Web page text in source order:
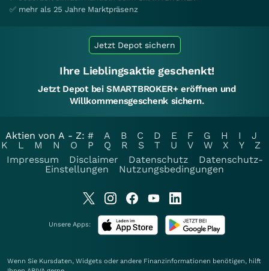
✅ mehr als 25 Jahre Marktpräsenz
Jetzt Depot sichern
Ihre Lieblingsaktie geschenkt!
Jetzt Depot bei SMARTBROKER+ eröffnen und
Willkommensgeschenk sichern.
Aktien von A - Z: # A B C D E F G H I
J
K
L M N O P Q R S T U V W X Y
Z
Impressum
Disclaimer Datenschutz
Datenschutz-
Einstellungen
Nutzungsbedingungen
Unsere Apps:
Wenn Sie Kursdaten, Widgets oder andere Finanzinformationen benötigen, hilft